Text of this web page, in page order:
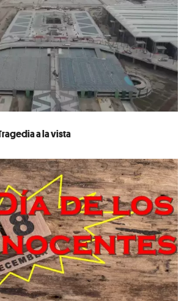
a la vista